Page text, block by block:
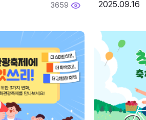
3659 2025.09.16